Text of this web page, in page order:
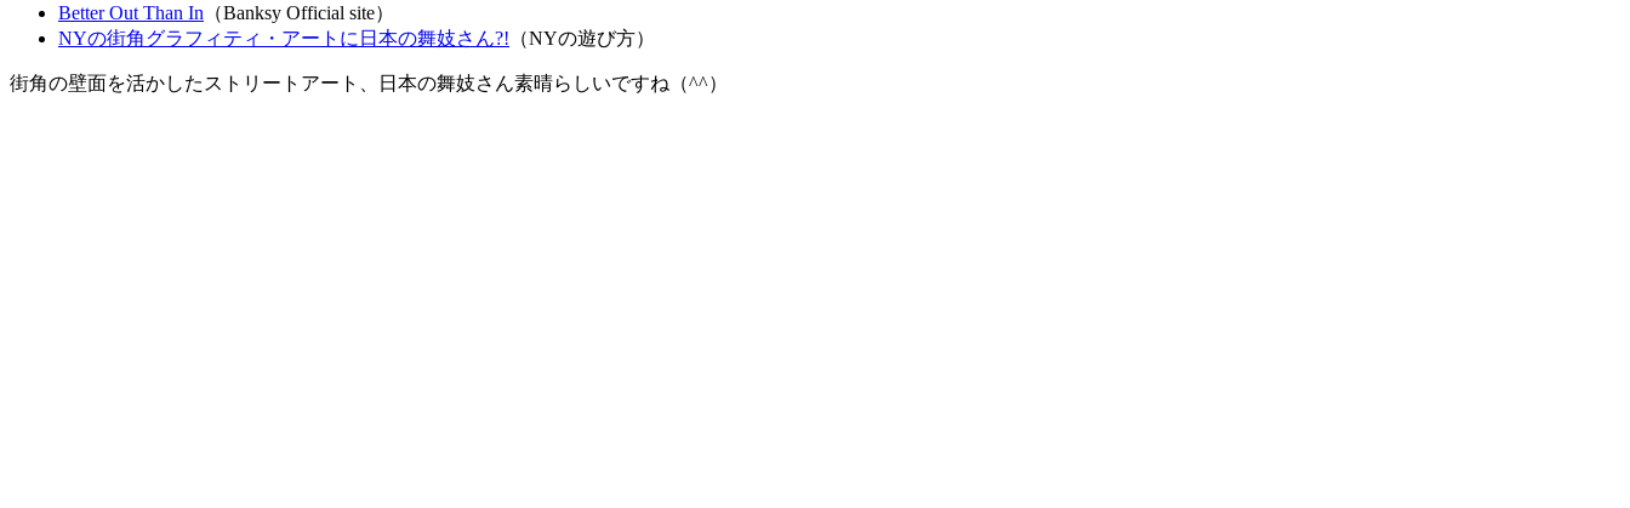
Better Out Than In （Banksy Official site）
NYの街角グラフィティ・アートに日本の舞妓さん?! （NYの遊び方）
街角の壁面を活かしたストリートアート、日本の舞妓さん素晴らしいですね（^^）